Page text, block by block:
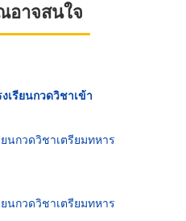
าจสนใจ
เรียนกวดวิชาเข้า
ยนกวดวิชาเตรียมทหาร
ยนกวดวิชาเตรียมทหาร